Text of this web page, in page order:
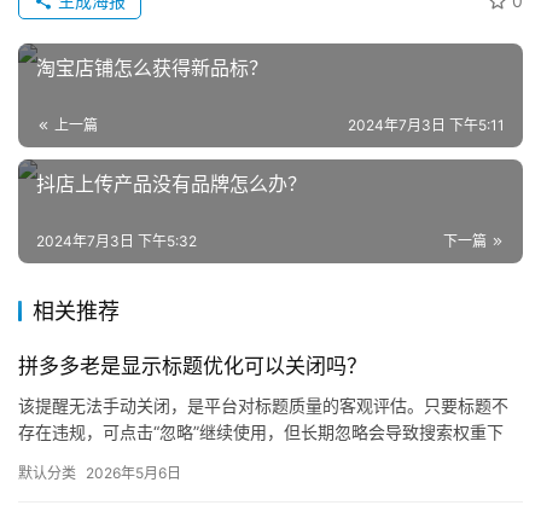
店
运
营
境
电
媒
体
社
区
登录 注册
淘宝店铺怎么获得新品标？
上一篇 2024年7月3日 下午5:11
抖店上传产品没有品牌怎么办？
下一篇
2024年7月3日 下午5:32
相关推荐
拼多多老是显示标题优化可以关闭吗？
该提醒无法手动关闭，是平台对标题质量的客观评估。只要标题不
存在违规，可点击“忽略”继续使用，但长期忽略会导致搜索权重下
默认分类 2026年5月6日